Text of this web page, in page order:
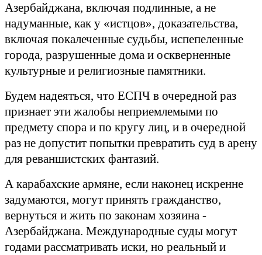
Азербайджана, включая подлинные, а не
надуманные, как у «истцов», доказательства,
включая покалеченные судьбы, испепеленные
города, разрушенные дома и оскверненные
культурные и религиозные памятники.
Будем надеяться, что ЕСПЧ в очередной раз
признает эти жалобы неприемлемыми по
предмету спора и по кругу лиц, и в очередной
раз не допустит попытки превратить суд в арену
для реваншистских фантазий.
А карабахские армяне, если наконец искренне
задумаются, могут принять гражданство,
вернуться и жить по законам хозяина -
Азербайджана. Международные суды могут
годами рассматривать иски, но реальный и